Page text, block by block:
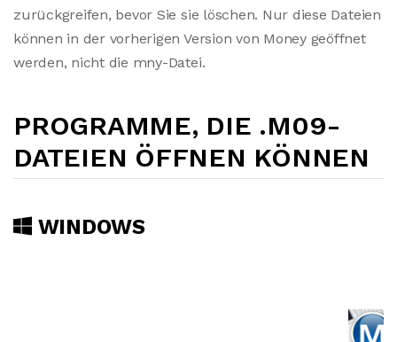
zurückgreifen, bevor Sie sie löschen. Nur diese Dateien
können in der vorherigen Version von Money geöffnet
werden, nicht die mny-Datei.
PROGRAMME, DIE .M09-
DATEIEN ÖFFNEN KÖNNEN
WINDOWS